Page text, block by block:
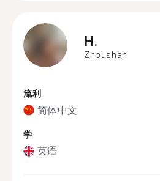
H.
Zhoushan
流利
简体中文
学
英语